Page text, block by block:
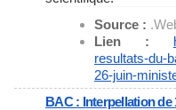
Source :
Lien :
resultats-du-
26-juin-
BAC : Interpellation de